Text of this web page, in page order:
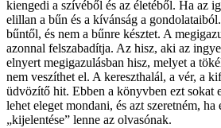
kiengedi a szívéből és az életéből. Ha az
elillan a bűn és a kívánság a
bűntől, és nem a bűnre késztet. A
azonnal felszabadítja. Az hisz, aki az
elnyert megigazulásban hisz, melyet a
nem veszíthet el. A kereszthalál, a vér, a
üdvözítő hit. Ebben a könyvben ezt sokat
lehet eleget mondani, és azt szeretném, ha
„kijelentése” lenne az olvasónak.